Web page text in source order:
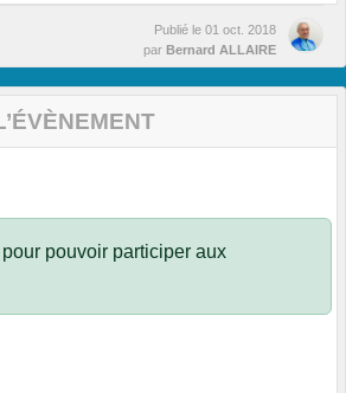
Publié le 01 oct. 2018
par Bernard ALLAIRE
pour pouvoir participer aux